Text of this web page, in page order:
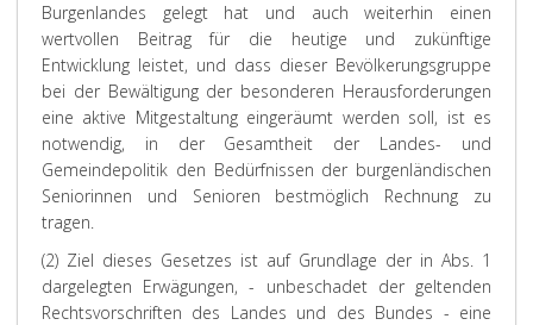
Burgenlandes gelegt hat und auch weiterhin einen
wertvollen Beitrag für die heutige und zukünftige
Entwicklung leistet, und dass dieser Bevölkerungsgruppe
bei der Bewältigung der besonderen Herausforderungen
eine aktive Mitgestaltung eingeräumt werden soll, ist es
notwendig, in der Gesamtheit der Landes- und
Gemeindepolitik den Bedürfnissen der burgenländischen
Seniorinnen und Senioren bestmöglich Rechnung zu
tragen.
(2) Ziel dieses Gesetzes ist auf Grundlage der in Abs. 1
dargelegten Erwägungen, - unbeschadet der geltenden
Rechtsvorschriften des Landes und des Bundes - eine